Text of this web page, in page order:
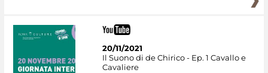
20/11/2021
Il Suono di de Chirico - Ep. 1 Cavallo e
Cavaliere